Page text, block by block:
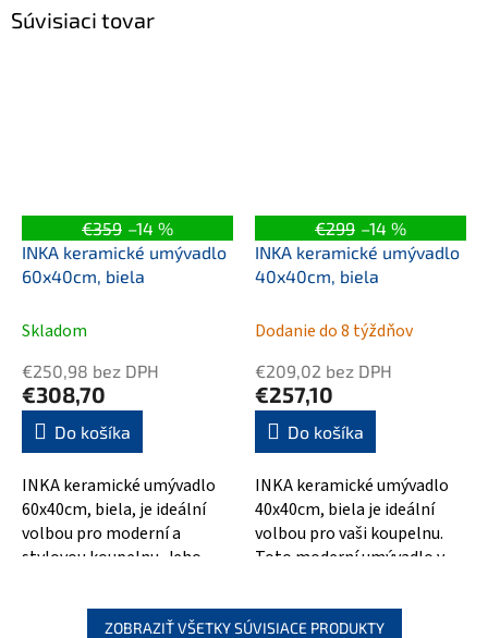
Súvisiaci tovar
€359 –14 %
INKA keramické umývadlo
60x40cm, biela
Skladom
€250,98 bez DPH
€308,70
Do košíka
INKA keramické umývadlo
60x40cm, biela, je ideální
volbou pro moderní a
stylovou koupelnu. Jeho
přidává koupelně...
€299 –14 %
INKA keramické umývadlo
40x40cm, biela
Dodanie do 8 týždňov
€209,02 bez DPH
€257,10
Do košíka
INKA keramické umývadlo
40x40cm, biela je ideální
volbou pro vaši koupelnu.
Toto moderní umývadlo v
40x40cm je nejen...
ZOBRAZIŤ VŠETKY SÚVISIACE PRODUKTY